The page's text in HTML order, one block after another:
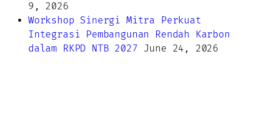
9, 2026
Workshop Sinergi Mitra Perkuat
Integrasi Pembangunan Rendah Karbon
dalam RKPD NTB 2027 June 24, 2026